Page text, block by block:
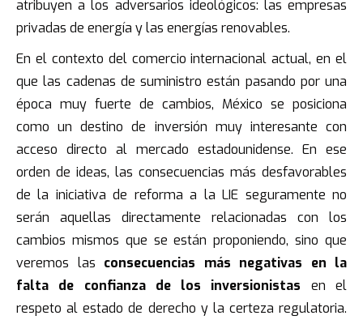
atribuyen a los adversarios ideológicos: las empresas
privadas de energía y las energías renovables.
En el contexto del comercio internacional actual, en el
que las cadenas de suministro están pasando por una
época muy fuerte de cambios, México se posiciona
como un destino de inversión muy interesante con
acceso directo al mercado estadounidense. En ese
orden de ideas, las consecuencias más desfavorables
de la iniciativa de reforma a la LIE seguramente no
serán aquellas directamente relacionadas con los
cambios mismos que se están proponiendo, sino que
veremos las consecuencias más negativas en la
falta de confianza de los inversionistas en el
respeto al estado de derecho y la certeza regulatoria.